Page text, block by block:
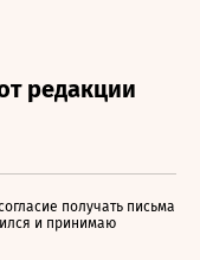
получать письма
и принимаю